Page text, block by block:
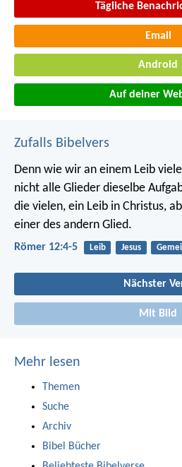
Tägliche
Email
Android
Auf deiner
Zufalls Bibelvers
Denn wie wir an einem Leib
nicht alle Glieder dieselbe
die vielen, ein Leib in Christus,
einer des andern Glied.
Römer 12:4-5 Leib Jesus
Nächster
Mit Bild
Mehr lesen
Themen
Suche
Archiv
Bibel Bücher